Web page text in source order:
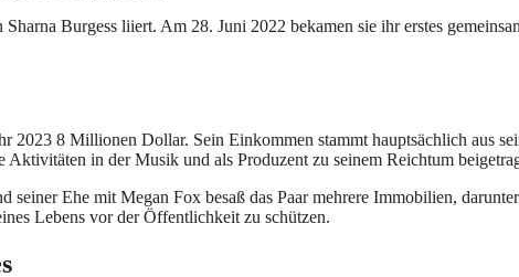
Burgess liiert. Am 28. Juni 2022 bekamen sie ihr erstes
2023 8 Millionen Dollar. Sein Einkommen stammt hauptsächlich aus
Aktivitäten in der Musik und als Produzent zu seinem Reichtum
Ehe mit Megan Fox besaß das Paar mehrere Immobilien,
Lebens vor der Öffentlichkeit zu schützen.